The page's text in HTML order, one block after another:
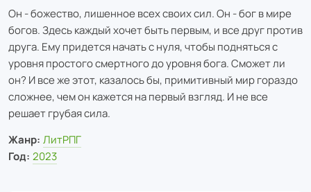
Он - божество, лишенное всех своих сил. Он - бог в мире
богов. Здесь каждый хочет быть первым, и все друг против
друга. Ему придется начать с нуля, чтобы подняться с
уровня простого смертного до уровня бога. Сможет ли
он? И все же этот, казалось бы, примитивный мир гораздо
сложнее, чем он кажется на первый взгляд. И не все
решает грубая сила.
Жанр: ЛитРПГ
Год: 2023